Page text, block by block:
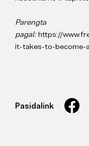
Parengta
pagal: https://
it-takes-to-become-
Pasidalink